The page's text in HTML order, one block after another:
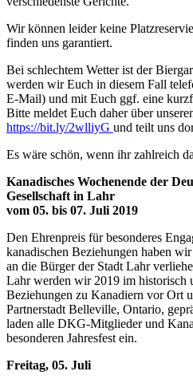
Wir können leider keine
finden uns garantiert.
Bei schlechtem Wetter ist der
werden wir Euch in diesem Fall
E-Mail) und mit Euch ggf. eine
Bitte meldet Euch daher über
https://bit.ly/2wlliyG und teilt uns
Es wäre schön, wenn ihr zahlreich
Kanadisches Wochenende der
Gesellschaft in Lahr
vom 05. bis 07. Juli 2019
Den Ehrenpreis für besonderes
kanadischen Beziehungen haben
an die Bürger der Stadt Lahr
Lahr werden wir 2019 im historisch
Beziehungen zu Kanadiern vor Ort
Partnerstadt Belleville, Ontario,
laden alle DKG-Mitglieder und
besonderen Jahresfest ein.
Freitag, 05. Juli